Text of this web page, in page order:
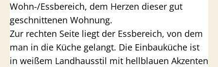
Wohn-/Essbereich, dem Herzen dieser gut
geschnittenen Wohnung.
Zur rechten Seite liegt der Essbereich, von dem
man in die Küche gelangt. Die Einbauküche ist
in weißem Landhausstil mit hellblauen Akzenten